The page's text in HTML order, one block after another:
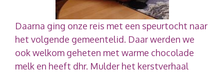
Daarna ging onze reis met een speurtocht naar
het volgende gemeentelid. Daar werden we
ook welkom geheten met warme chocolade
melk en heeft dhr. Mulder het kerstverhaal